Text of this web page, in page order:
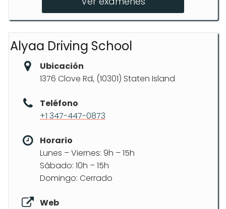
Alyaa Driving School
Ubicación
1376 Clove Rd, (10301) Staten Island
Teléfono
+1 347-447-0873
Horario
Lunes – Viernes: 9h – 15h
Sábado: 10h – 15h
Domingo: Cerrado
Web